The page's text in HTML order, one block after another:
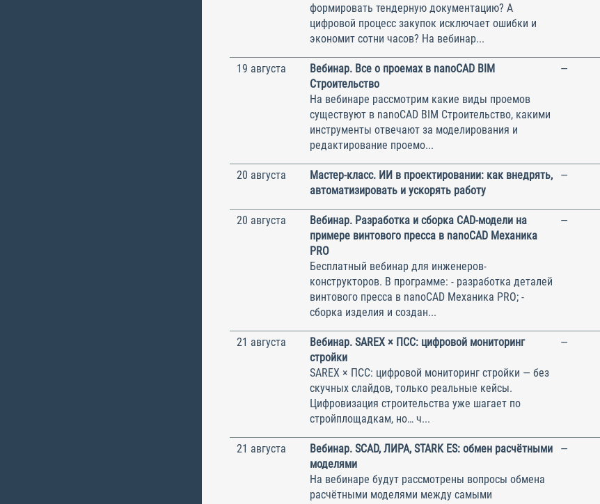
формировать тендерную документацию? А
цифровой процесс закупок исключает ошибки и
экономит сотни часов? На вебинар...
19 августа
Вебинар. Все о проемаx в nanoCAD BIM
Строительство
На вебинаре рассмотрим какие виды проемов
существуют в nanoCAD BIM Строительство, какими
инструменты отвечают за моделирования и
редактирование проемо...
—
20 августа
Мастер-класс. ИИ в проектировании: как внедрять,
автоматизировать и ускорять работу
—
20 августа
Вебинар. Разработка и сборка CAD-модели на
примере винтового пресса в nanoCAD Механика
PRO
Бесплатный вебинар для инженеров-
конструкторов. В программе: - разработка деталей
винтового пресса в nanoCAD Механика PRO; -
сборка изделия и создан...
—
21 августа
Вебинар. SAREX × ПСС: цифровой мониторинг
стройки
SAREX × ПСС: цифровой мониторинг стройки — без
скучных слайдов, только реальные кейсы.
Цифровизация строительства уже шагает по
стройплощадкам, но… ч...
—
21 августа
Вебинар. SCAD, ЛИРА, STARK ES: обмен расчётными
моделями
На вебинаре будут рассмотрены вопросы обмена
расчётными моделями между самыми
—